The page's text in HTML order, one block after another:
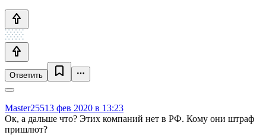
Ответить
Master25513 фев 2020 в 13:23
Ок, а дальше что? Этих компаний нет в РФ. Кому они штраф
пришлют?